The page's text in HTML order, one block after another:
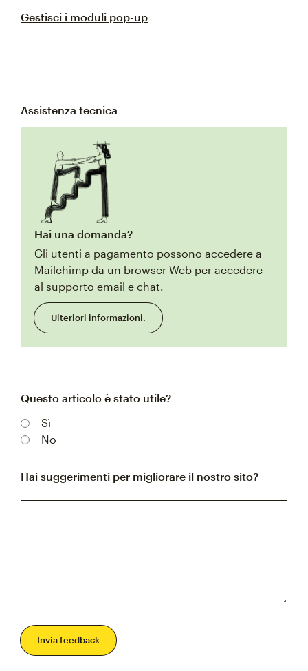
Gestisci i moduli pop-up
Assistenza tecnica
Hai una domanda?
Gli utenti a pagamento possono accedere a
Mailchimp da un browser Web per accedere
al supporto email e chat.
Ulteriori informazioni.
Questo articolo è stato utile?
Sì
No
Hai suggerimenti per migliorare il nostro sito?
Invia feedback